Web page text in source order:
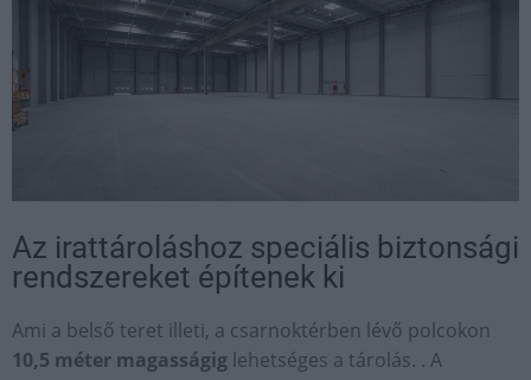
Az irattároláshoz speciális biztonsági
rendszereket építenek ki
Ami a belső teret illeti, a csarnoktérben lévő polcokon
10,5 méter magasságig lehetséges a tárolás. . A